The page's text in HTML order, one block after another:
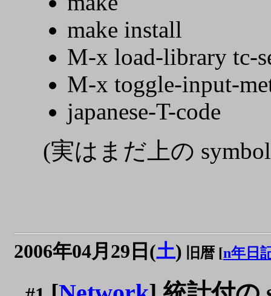
make install
M-x load-library tc-
M-x toggle-input-
japanese-T-code
(実はまだ上の
2006年04月29日(土) 旧暦 [n年日